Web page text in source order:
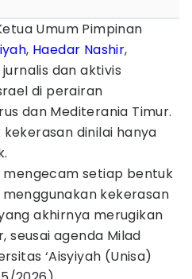
Umum Pimpinan
, Haedar Nashir,
dan aktivis
di perairan
dan Mediterania Timur.
dinilai hanya
mengecam setiap bentuk
kekerasan
akhirnya merugikan
seusai agenda Milad
‘Aisyiyah (Unisa)